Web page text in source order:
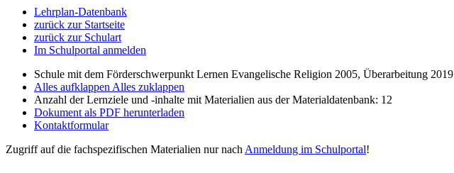
Lehrplan-Datenbank
zurück zur Startseite
zurück zur Schulart
Im Schulportal anmelden
Schule mit dem Förderschwerpunkt Lernen Evangelische Religion 2005, Überarbeitung 2019
Alles aufklappen Alles zuklappen
Anzahl der Lernziele und -inhalte mit Materialien aus der Materialdatenbank: 12
Dokument als PDF herunterladen
Kontaktformular
Zugriff auf die fachspezifischen Materialien nur nach Anmeldung im Schulportal!